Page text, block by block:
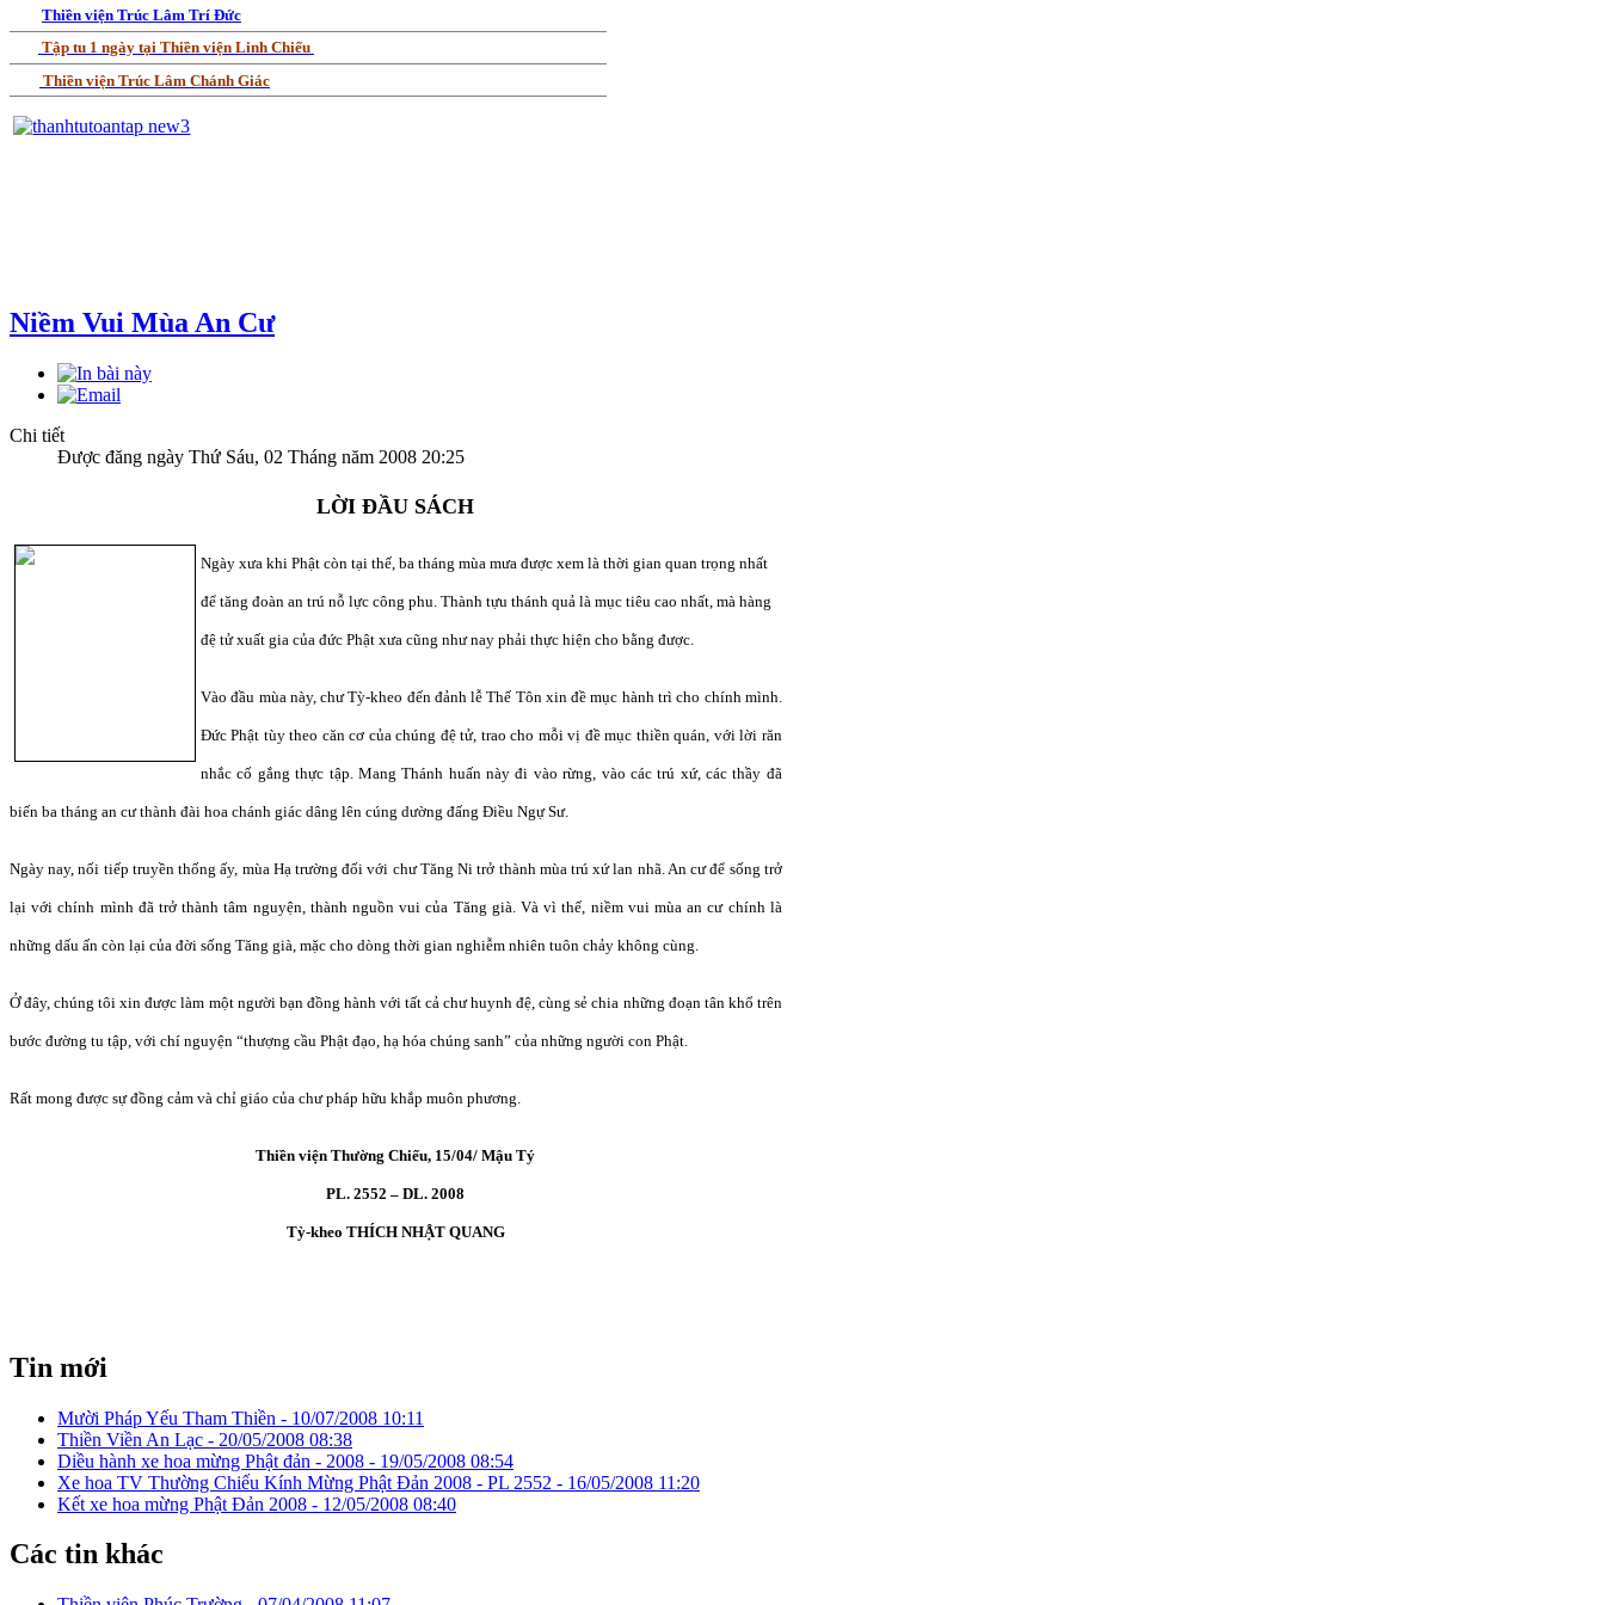
Thiền viện Trúc Lâm Trí Đức
Tập tu 1 ngày tại Thiền viện Linh Chiếu
Thiền viện Trúc Lâm Chánh Giác
Niềm Vui Mùa An Cư
Chi tiết
Được đăng ngày Thứ Sáu, 02 Tháng năm 2008 20:25
LỜI ĐẦU SÁCH
Ngày xưa khi Phật còn tại thế, ba tháng mùa mưa được xem là thời gian quan trọng nhất
để tăng đoàn an trú nỗ lực công phu. Thành tựu thánh quả là mục tiêu cao nhất, mà hàng
đệ tử xuất gia của đức Phật xưa cũng như nay phải thực hiện cho bằng được.
Vào đầu mùa này, chư Tỳ-kheo đến đảnh lễ Thế Tôn xin đề mục hành trì cho chính mình.
Đức Phật tùy theo căn cơ của chúng đệ tử, trao cho mỗi vị đề mục thiền quán, với lời răn
nhắc cố gắng thực tập. Mang Thánh huấn này đi vào rừng, vào các trú xứ, các thầy đã
biến ba tháng an cư thành đài hoa chánh giác dâng lên cúng dường đấng Điều Ngự Sư.
Ngày nay, nối tiếp truyền thống ấy, mùa Hạ trường đối với chư Tăng Ni trở thành mùa trú xứ lan nhã. An cư để sống trở
lại với chính mình đã trở thành tâm nguyện, thành nguồn vui của Tăng già. Và vì thế, niềm vui mùa an cư chính là
những dấu ấn còn lại của đời sống Tăng già, mặc cho dòng thời gian nghiễm nhiên tuôn chảy không cùng.
Ở đây, chúng tôi xin được làm một người bạn đồng hành với tất cả chư huynh đệ, cùng sẻ chia những đoạn tân khổ trên
bước đường tu tập, với chí nguyện “thượng cầu Phật đạo, hạ hóa chúng sanh” của những người con Phật.
Rất mong được sự đồng cảm và chỉ giáo của chư pháp hữu khắp muôn phương.
Thiền viện Thường Chiếu, 15/04/ Mậu Tý
PL. 2552 – DL. 2008
Tỳ-kheo THÍCH NHẬT QUANG
Tin mới
Mười Pháp Yếu Tham Thiền - 10/07/2008 10:11
Thiền Viền An Lạc - 20/05/2008 08:38
Diều hành xe hoa mừng Phật đản - 2008 - 19/05/2008 08:54
Xe hoa TV Thường Chiếu Kính Mừng Phật Đản 2008 - PL 2552 - 16/05/2008 11:20
Kết xe hoa mừng Phật Đản 2008 - 12/05/2008 08:40
Các tin khác